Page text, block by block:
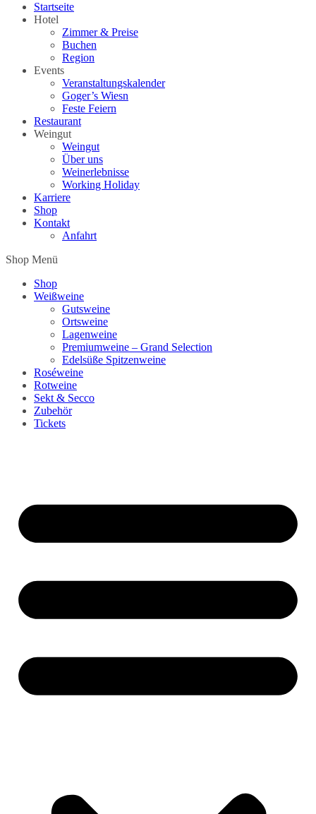
Startseite
Hotel
Zimmer & Preise
Buchen
Region
Events
Veranstaltungskalender
Goger’s Wiesn
Feste Feiern
Restaurant
Weingut
Weingut
Über uns
Weinerlebnisse
Working Holiday
Karriere
Shop
Kontakt
Anfahrt
Shop Menü
Shop
Weißweine
Gutsweine
Ortsweine
Lagenweine
Premiumweine – Grand Selection
Edelsüße Spitzenweine
Roséweine
Rotweine
Sekt & Secco
Zubehör
Tickets